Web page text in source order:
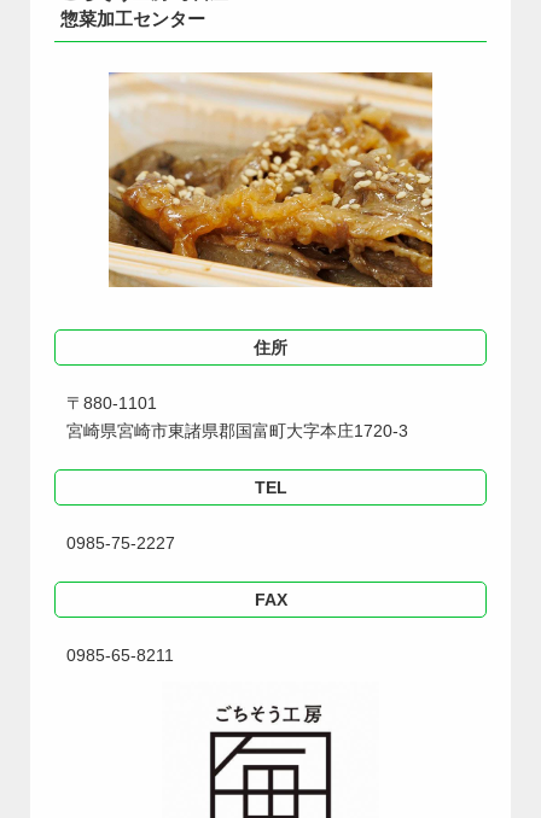
惣菜加工センター
住所
〒880-1101
宮崎県宮崎市東諸県郡国富町大字本庄1720-3
TEL
0985-75-2227
FAX
0985-65-8211